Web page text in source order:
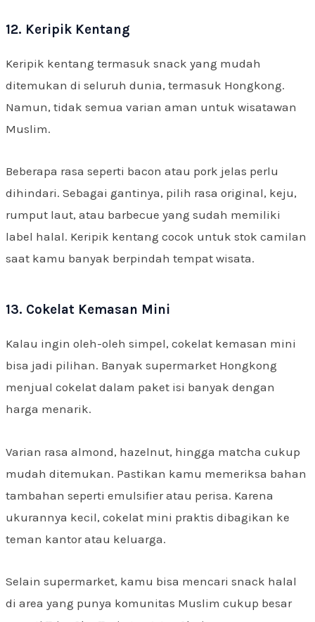
12. Keripik Kentang
Keripik kentang termasuk snack yang mudah
ditemukan di seluruh dunia, termasuk Hongkong.
Namun, tidak semua varian aman untuk wisatawan
Muslim.
Beberapa rasa seperti bacon atau pork jelas perlu
dihindari. Sebagai gantinya, pilih rasa original, keju,
rumput laut, atau barbecue yang sudah memiliki
label halal. Keripik kentang cocok untuk stok camilan
saat kamu banyak berpindah tempat wisata.
13. Cokelat Kemasan Mini
Kalau ingin oleh-oleh simpel, cokelat kemasan mini
bisa jadi pilihan. Banyak supermarket Hongkong
menjual cokelat dalam paket isi banyak dengan
harga menarik.
Varian rasa almond, hazelnut, hingga matcha cukup
mudah ditemukan. Pastikan kamu memeriksa bahan
tambahan seperti emulsifier atau perisa. Karena
ukurannya kecil, cokelat mini praktis dibagikan ke
teman kantor atau keluarga.
Selain supermarket, kamu bisa mencari snack halal
di area yang punya komunitas Muslim cukup besar